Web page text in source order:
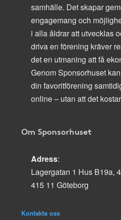
samhälle. Det skapar
engagemang och
i alla åldrar att utvecklas
driva en förening kräver
det en utmaning att få
Genom Sponsorhuset
din favoritförening
online – utan att det
Om Sponsorhuset
Adress:
Lagergatan 1 Hus B19a,
415 11 Göteborg
Kontakta oss